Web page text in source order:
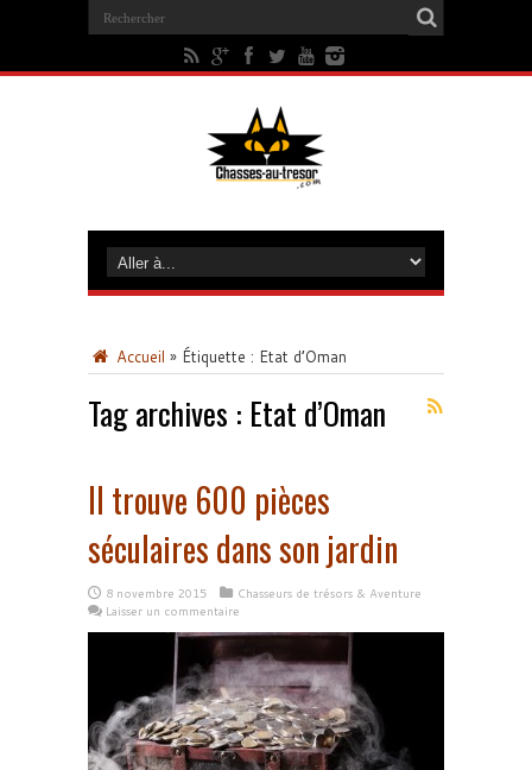
Accueil » Étiquette : Etat d’Oman
Tag archives : Etat d’Oman
Il trouve 600 pièces
séculaires dans son jardin
8 novembre 2015
Chasseurs de trésors & Aventure
Laisser un commentaire